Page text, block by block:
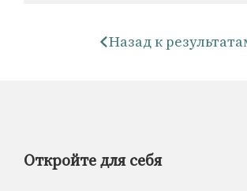
Назад к
Откройте для себя